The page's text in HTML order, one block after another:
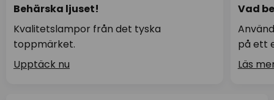
Behärska ljuset!
Kvalitetslampor från det tyska
toppmärket.
Upptäck nu
Vad
på ett
Läs